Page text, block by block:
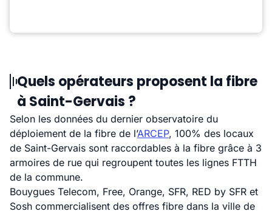
Quels opérateurs proposent la fibre
à Saint-Gervais ?
Selon les données du dernier observatoire du
déploiement de la fibre de l’ARCEP, 100% des locaux
de Saint-Gervais sont raccordables à la fibre grâce à 3
armoires de rue qui regroupent toutes les lignes FTTH
de la commune.
Bouygues Telecom, Free, Orange, SFR, RED by SFR et
Sosh commercialisent des offres fibre dans la ville de